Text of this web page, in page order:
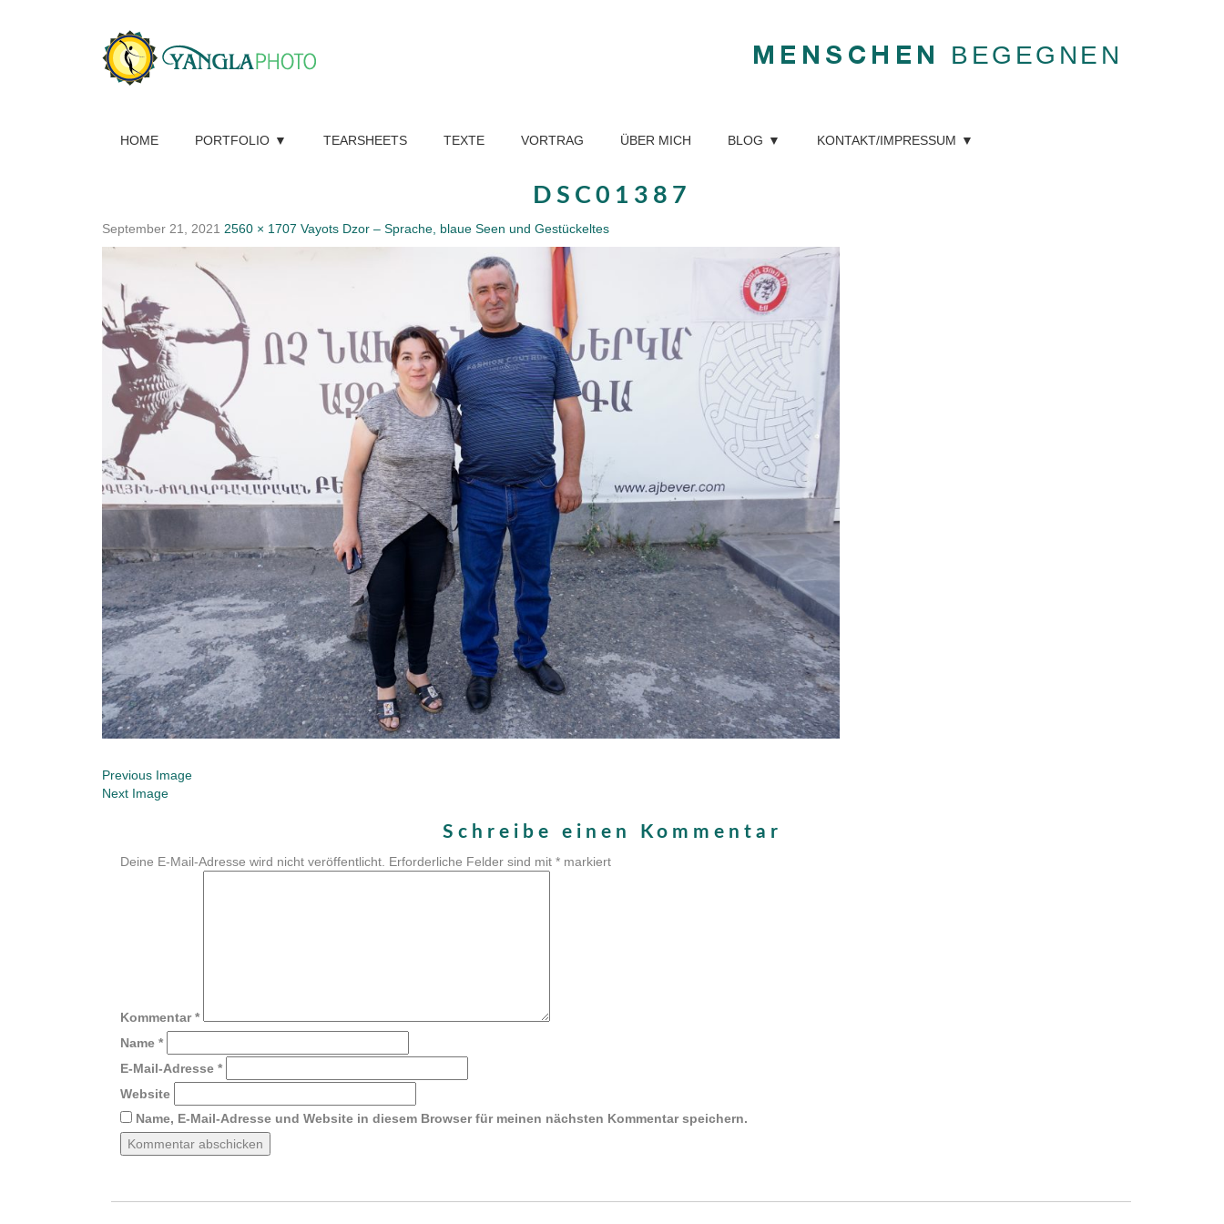
MENSCHEN BEGEGNEN
HOME PORTFOLIO TEARSHEETS TEXTE VORTRAG ÜBER MICH BLOG KONTAKT/IMPRESSUM
DSC01387
September 21, 2021 2560 × 1707 Vayots Dzor – Sprache, blaue Seen und Gestückeltes
Previous Image
Next Image
Schreibe einen Kommentar
Deine E-Mail-Adresse wird nicht veröffentlicht. Erforderliche Felder sind mit * markiert
Kommentar*
Name *
E-Mail-Adresse *
Website
Name, E-Mail-Adresse und Website in diesem Browser für meinen nächsten Kommentar speichern.